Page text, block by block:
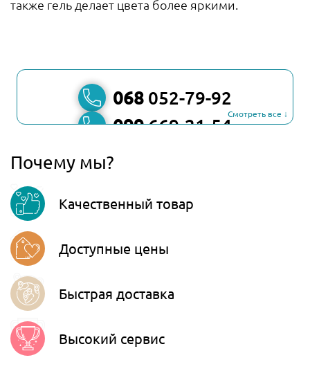
также гель делает цвета более яркими.
068 052-79-92
099669-21-54
067
Telegram
Смотреть все ↓
Почему мы?
Качественный товар
Доступные цены
Быстрая доставка
Высокий сервис